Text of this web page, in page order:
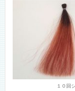
１０回